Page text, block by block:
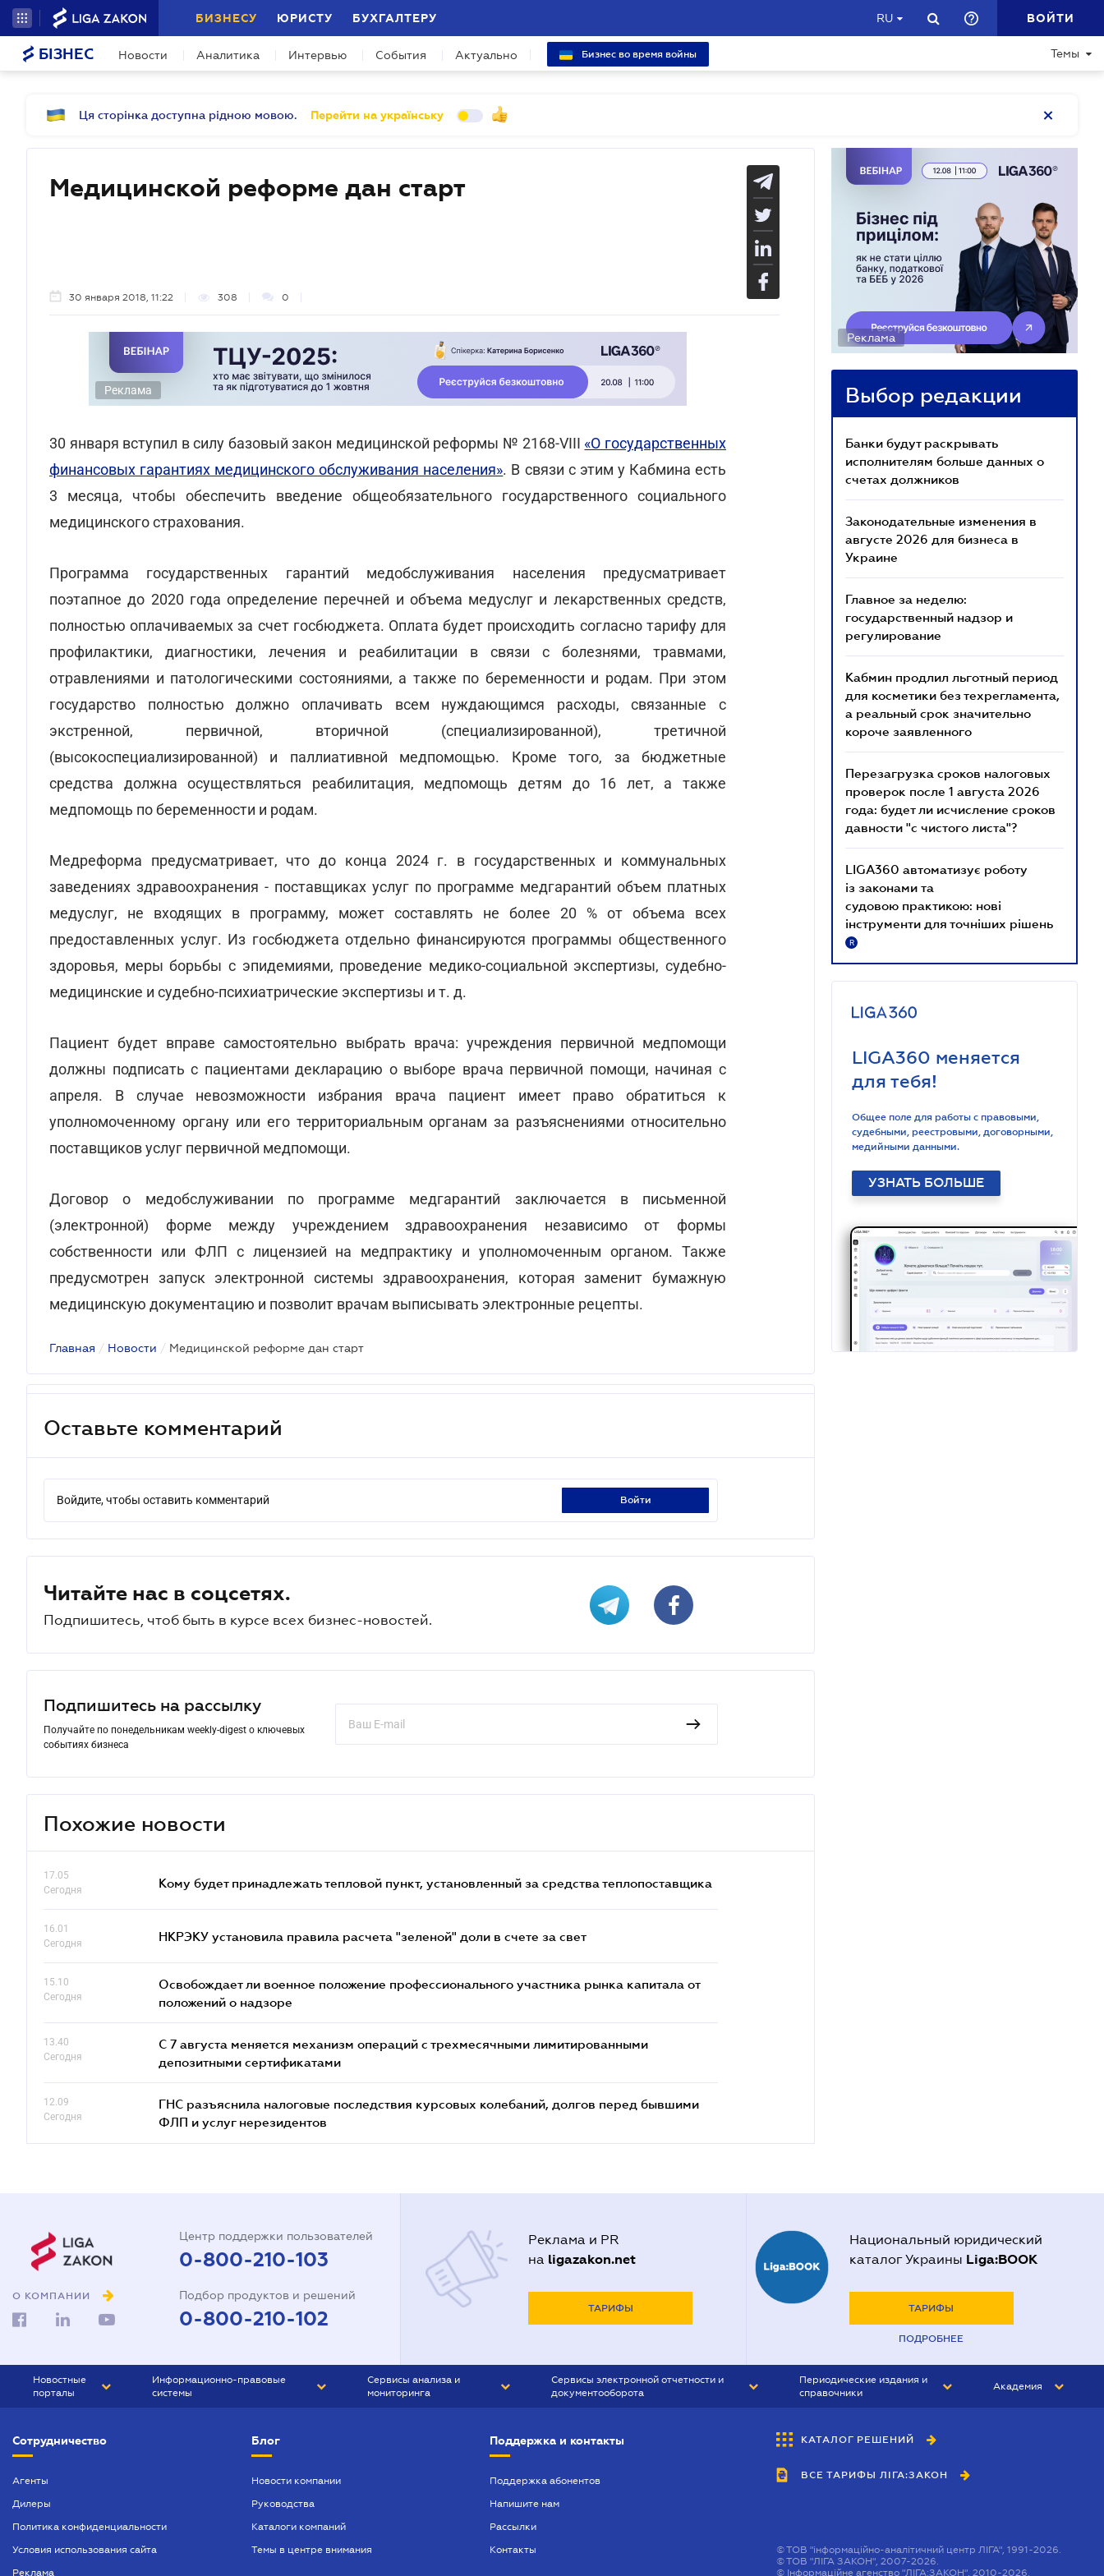
БИЗНЕСУ ЮРИСТУ БУХГАЛТЕРУ RU ВОЙТИ
БІЗНЕС Новости Аналитика Интервью События Актуально Бизнес во время войны Темы
Ця сторінка доступна рідною мовою. Перейти на українську
Медицинской реформе дан старт
30 января 2018, 11:22 308 0
Реклама
30 января вступил в силу базовый закон медицинской реформы № 2168-VIII «О государственных
финансовых гарантиях медицинского обслуживания населения». В связи с этим у Кабмина есть
3 месяца, чтобы обеспечить введение общеобязательного государственного социального
медицинского страхования.
Программа государственных гарантий медобслуживания населения предусматривает
поэтапное до 2020 года определение перечней и объема медуслуг и лекарственных средств,
полностью оплачиваемых за счет госбюджета. Оплата будет происходить согласно тарифу для
профилактики, диагностики, лечения и реабилитации в связи с болезнями, травмами,
отравлениями и патологическими состояниями, а также по беременности и родам. При этом
государство полностью должно оплачивать всем нуждающимся расходы, связанные с
экстренной, первичной, вторичной (специализированной), третичной
(высокоспециализированной) и паллиативной медпомощью. Кроме того, за бюджетные
средства должна осуществляться реабилитация, медпомощь детям до 16 лет, а также
медпомощь по беременности и родам.
Медреформа предусматривает, что до конца 2024 г. в государственных и коммунальных
заведениях здравоохранения - поставщиках услуг по программе медгарантий объем платных
медуслуг, не входящих в программу, может составлять не более 20 % от объема всех
предоставленных услуг. Из госбюджета отдельно финансируются программы общественного
здоровья, меры борьбы с эпидемиями, проведение медико-социальной экспертизы, судебно-
медицинские и судебно-психиатрические экспертизы и т. д.
Пациент будет вправе самостоятельно выбрать врача: учреждения первичной медпомощи
должны подписать с пациентами декларацию о выборе врача первичной помощи, начиная с
апреля. В случае невозможности избрания врача пациент имеет право обратиться к
уполномоченному органу или его территориальным органам за разъяснениями относительно
поставщиков услуг первичной медпомощи.
Договор о медобслуживании по программе медгарантий заключается в письменной
(электронной) форме между учреждением здравоохранения независимо от формы
собственности или ФЛП с лицензией на медпрактику и уполномоченным органом. Также
предусмотрен запуск электронной системы здравоохранения, которая заменит бумажную
медицинскую документацию и позволит врачам выписывать электронные рецепты.
Главная / Новости / Медицинской реформе дан старт
Оставьте комментарий
Войдите, чтобы оставить комментарий войти
Читайте нас в соцсетях.
Подпишитесь, чтоб быть в курсе всех бизнес-новостей.
Подпишитесь на рассылку
Получайте по понедельникам weekly-digest о ключевых
событиях бизнеса
Похожие новости
17.05
Сегодня
Кому будет принадлежать тепловой пункт, установленный за средства теплопоставщика
16.01
Сегодня
НКРЭКУ установила правила расчета "зеленой" доли в счете за свет
15.10
Сегодня
Освобождает ли военное положение профессионального участника рынка капитала от
положений о надзоре
13.40
Сегодня
С 7 августа меняется механизм операций с трехмесячными лимитированными
депозитными сертификатами
12.09
Сегодня
ГНС разъяснила налоговые последствия курсовых колебаний, долгов перед бывшими
ФЛП и услуг нерезидентов
Реклама
Выбор редакции
Банки будут раскрывать
исполнителям больше данных о
счетах должников
Законодательные изменения в
августе 2026 для бизнеса в
Украине
Главное за неделю:
государственный надзор и
регулирование
Кабмин продлил льготный период
для косметики без техрегламента,
а реальный срок значительно
короче заявленного
Перезагрузка сроков налоговых
проверок после 1 августа 2026
года: будет ли исчисление сроков
давности "с чистого листа"?
LIGA360 автоматизує роботу
із законами та
судовою практикою: нові
інструменти для точніших рішень
R
LIGA360 меняется
для тебя!
Общее поле для работы с правовыми,
судебными, реестровыми, договорными,
медийными данными.
УЗНАТЬ БОЛЬШЕ
О КОМПАНИИ
Центр поддержки пользователей
0-800-210-103
Подбор продуктов и решений
0-800-210-102
Реклама и PR
на ligazakon.net
ТАРИФЫ
Национальный юридический
каталог Украины Liga:BOOK
ТАРИФЫ
ПОДРОБНЕЕ
Новостные
порталы
БИЗНЕС
Информационно-правовые
системы
БУХГАЛТЕР ПРОФ
ЮРИСТ ПРОФ
Сервисы анализа и
мониторинга
Сервисы электронной отчетности и
документооборота
Периодические издания и
справочники
БУХГАЛТЕР&ЗАКОН
ВЕСТНИК МСФО
Академия
Сотрудничество
Агенты
Дилеры
Политика конфиденциальности
Условия использования сайта
Реклама
Блог
Новости компании
Руководства
Каталоги компаний
Темы в центре внимания
Поддержка и контакты
Поддержка абонентов
Напишите нам
Рассылки
Контакты
КАТАЛОГ РЕШЕНИЙ
ВСЕ ТАРИФЫ ЛІГА:ЗАКОН
©ТОВ "інформаційно-аналітичний центр ЛІГА", 1991-2026.
©ТОВ "ЛІГА ЗАКОН", 2007-2026.
© Інформаційне агенство "ЛІГА:ЗАКОН", 2010-2026.